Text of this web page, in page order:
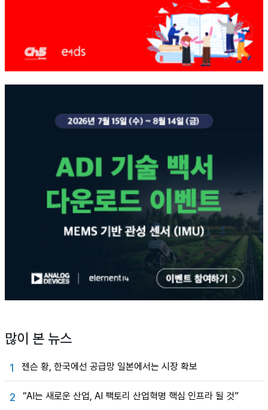
많이 본 뉴스
1 젠슨 황, 한국에선 공급망 일본에서는 시장 확보
2 “AI는 새로운 산업, AI 팩토리 산업혁명 핵심 인프라 될 것”